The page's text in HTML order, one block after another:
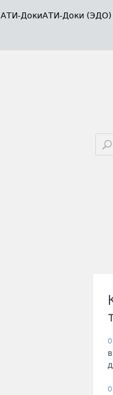
АТИ-ДокиАТИ-Доки (ЭДО)